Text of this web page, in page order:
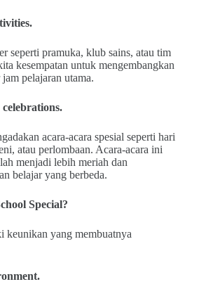
seperti pramuka, klub sains, atau tim
kesempatan untuk mengembangkan
pelajaran utama.
celebrations.
acara-acara spesial seperti hari
atau perlombaan. Acara-acara ini
menjadi lebih meriah dan
belajar yang berbeda.
Special?
keunikan yang membuatnya